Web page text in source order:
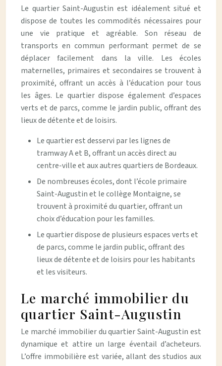
Le quartier Saint-Augustin est idéalement situé et
dispose de toutes les commodités nécessaires pour
une vie pratique et agréable. Son réseau de
transports en commun performant permet de se
déplacer facilement dans la ville. Les écoles
maternelles, primaires et secondaires se trouvent à
proximité, offrant un accès à l’éducation pour tous
les âges. Le quartier dispose également d’espaces
verts et de parcs, comme le jardin public, offrant des
lieux de détente et de loisirs.
Le quartier est desservi par les lignes de
tramway A et B, offrant un accès direct au
centre-ville et aux autres quartiers de Bordeaux.
De nombreuses écoles, dont l’école primaire
Saint-Augustin et le collège Montaigne, se
trouvent à proximité du quartier, offrant un
choix d’éducation pour les familles.
Le quartier dispose de plusieurs espaces verts et
de parcs, comme le jardin public, offrant des
lieux de détente et de loisirs pour les habitants
et les visiteurs.
Le marché immobilier du
quartier Saint-Augustin
Le marché immobilier du quartier Saint-Augustin est
dynamique et attire un large éventail d’acheteurs.
L’offre immobilière est variée, allant des studios aux